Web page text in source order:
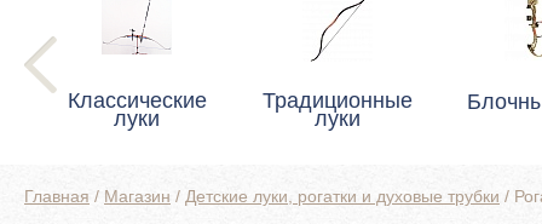
Классические
луки
Традиционные
луки
Главная / Магазин / Детские луки, рогатки и духовые трубки /